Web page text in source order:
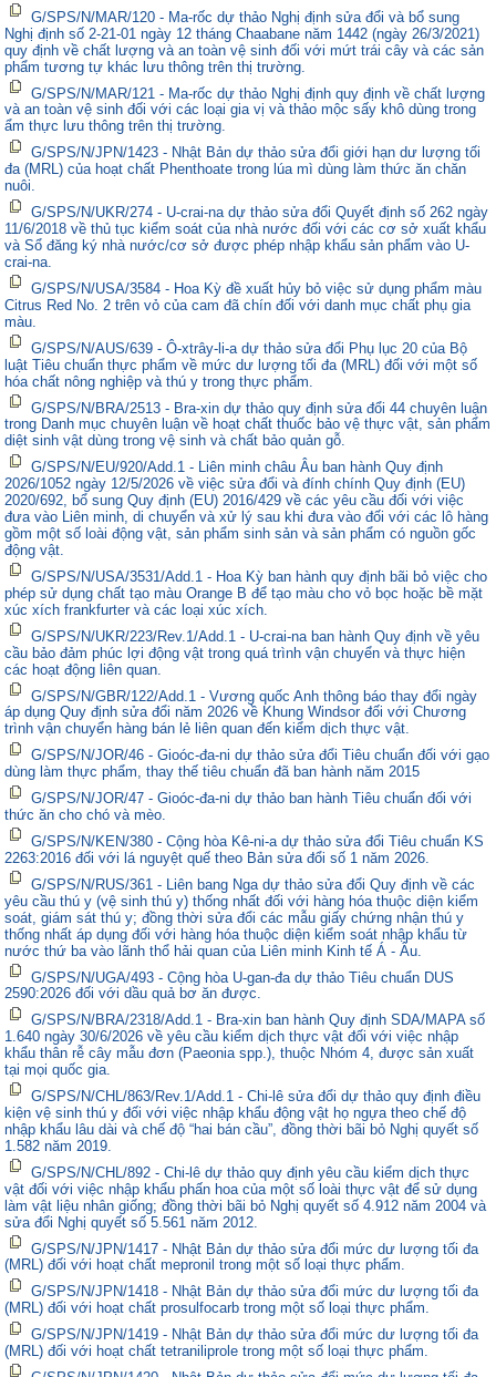
G/SPS/N/MAR/120 - Ma-rốc dự thảo Nghị định sửa đổi và bổ sung
Nghị định số 2-21-01 ngày 12 tháng Chaabane năm 1442 (ngày 26/3/2021)
quy định về chất lượng và an toàn vệ sinh đối với mứt trái cây và các sản
phẩm tương tự khác lưu thông trên thị trường.
G/SPS/N/MAR/121 - Ma-rốc dự thảo Nghị định quy định về chất lượng
và an toàn vệ sinh đối với các loại gia vị và thảo mộc sấy khô dùng trong
ẩm thực lưu thông trên thị trường.
G/SPS/N/JPN/1423 - Nhật Bản dự thảo sửa đổi giới hạn dư lượng tối
đa (MRL) của hoạt chất Phenthoate trong lúa mì dùng làm thức ăn chăn
nuôi.
G/SPS/N/UKR/274 - U-crai-na dự thảo sửa đổi Quyết định số 262 ngày
11/6/2018 về thủ tục kiểm soát của nhà nước đối với các cơ sở xuất khẩu
và Sổ đăng ký nhà nước/cơ sở được phép nhập khẩu sản phẩm vào U-
crai-na.
G/SPS/N/USA/3584 - Hoa Kỳ đề xuất hủy bỏ việc sử dụng phẩm màu
Citrus Red No. 2 trên vỏ của cam đã chín đối với danh mục chất phụ gia
màu.
G/SPS/N/AUS/639 - Ô-xtrây-li-a dự thảo sửa đổi Phụ lục 20 của Bộ
luật Tiêu chuẩn thực phẩm về mức dư lượng tối đa (MRL) đối với một số
hóa chất nông nghiệp và thú y trong thực phẩm.
G/SPS/N/BRA/2513 - Bra-xin dự thảo quy định sửa đổi 44 chuyên luận
trong Danh mục chuyên luận về hoạt chất thuốc bảo vệ thực vật, sản phẩm
diệt sinh vật dùng trong vệ sinh và chất bảo quản gỗ.
G/SPS/N/EU/920/Add.1 - Liên minh châu Âu ban hành Quy định
2026/1052 ngày 12/5/2026 về việc sửa đổi và đính chính Quy định (EU)
2020/692, bổ sung Quy định (EU) 2016/429 về các yêu cầu đối với việc
đưa vào Liên minh, di chuyển và xử lý sau khi đưa vào đối với các lô hàng
gồm một số loài động vật, sản phẩm sinh sản và sản phẩm có nguồn gốc
động vật.
G/SPS/N/USA/3531/Add.1 - Hoa Kỳ ban hành quy định bãi bỏ việc cho
phép sử dụng chất tạo màu Orange B để tạo màu cho vỏ bọc hoặc bề mặt
xúc xích frankfurter và các loại xúc xích.
G/SPS/N/UKR/223/Rev.1/Add.1 - U-crai-na ban hành Quy định về yêu
cầu bảo đảm phúc lợi động vật trong quá trình vận chuyển và thực hiện
các hoạt động liên quan.
G/SPS/N/GBR/122/Add.1 - Vương quốc Anh thông báo thay đổi ngày
áp dụng Quy định sửa đổi năm 2026 về Khung Windsor đối với Chương
trình vận chuyển hàng bán lẻ liên quan đến kiểm dịch thực vật.
G/SPS/N/JOR/46 - Gioóc-đa-ni dự thảo sửa đổi Tiêu chuẩn đối với gạo
dùng làm thực phẩm, thay thế tiêu chuẩn đã ban hành năm 2015
G/SPS/N/JOR/47 - Gioóc-đa-ni dự thảo ban hành Tiêu chuẩn đối với
thức ăn cho chó và mèo.
G/SPS/N/KEN/380 - Cộng hòa Kê-ni-a dự thảo sửa đổi Tiêu chuẩn KS
2263:2016 đối với lá nguyệt quế theo Bản sửa đổi số 1 năm 2026.
G/SPS/N/RUS/361 - Liên bang Nga dự thảo sửa đổi Quy định về các
yêu cầu thú y (vệ sinh thú y) thống nhất đối với hàng hóa thuộc diện kiểm
soát, giám sát thú y; đồng thời sửa đổi các mẫu giấy chứng nhận thú y
thống nhất áp dụng đối với hàng hóa thuộc diện kiểm soát nhập khẩu từ
nước thứ ba vào lãnh thổ hải quan của Liên minh Kinh tế Á - Âu.
G/SPS/N/UGA/493 - Cộng hòa U-gan-đa dự thảo Tiêu chuẩn DUS
2590:2026 đối với dầu quả bơ ăn được.
G/SPS/N/BRA/2318/Add.1 - Bra-xin ban hành Quy định SDA/MAPA số
1.640 ngày 30/6/2026 về yêu cầu kiểm dịch thực vật đối với việc nhập
khẩu thân rễ cây mẫu đơn (Paeonia spp.), thuộc Nhóm 4, được sản xuất
tại mọi quốc gia.
G/SPS/N/CHL/863/Rev.1/Add.1 - Chi-lê sửa đổi dự thảo quy định điều
kiện vệ sinh thú y đối với việc nhập khẩu động vật họ ngựa theo chế độ
nhập khẩu lâu dài và chế độ “hai bán cầu”, đồng thời bãi bỏ Nghị quyết số
1.582 năm 2019.
G/SPS/N/CHL/892 - Chi-lê dự thảo quy định yêu cầu kiểm dịch thực
vật đối với việc nhập khẩu phấn hoa của một số loài thực vật để sử dụng
làm vật liệu nhân giống; đồng thời bãi bỏ Nghị quyết số 4.912 năm 2004 và
sửa đổi Nghị quyết số 5.561 năm 2012.
G/SPS/N/JPN/1417 - Nhật Bản dự thảo sửa đổi mức dư lượng tối đa
(MRL) đối với hoạt chất mepronil trong một số loại thực phẩm.
G/SPS/N/JPN/1418 - Nhật Bản dự thảo sửa đổi mức dư lượng tối đa
(MRL) đối với hoạt chất prosulfocarb trong một số loại thực phẩm.
G/SPS/N/JPN/1419 - Nhật Bản dự thảo sửa đổi mức dư lượng tối đa
(MRL) đối với hoạt chất tetraniliprole trong một số loại thực phẩm.